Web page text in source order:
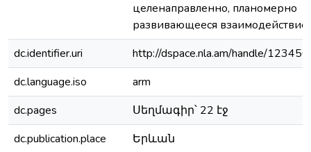
целенаправленно, планомерно
развивающееся
dc.identifier.uri
http://dspace.nla.am/handle/
dc.language.iso
arm
dc.pages
Սեղմագիր՝ 22 էջ
dc.publication.place
Երևան